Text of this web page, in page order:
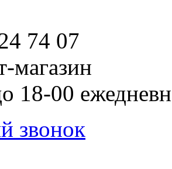
74 07
магазин
18-00
звонок